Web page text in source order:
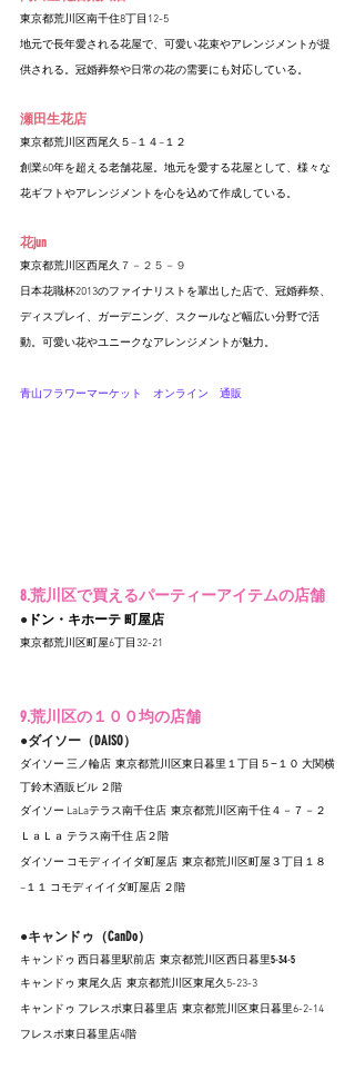
東京都荒川区南千住8丁目12-5
地元で長年愛される花屋で、可愛い花束やアレンジメントが提
供される。冠婚葬祭や日常の花の需要にも対応している。
瀬田生花店
東京都荒川区西尾久５−１４−１２
創業60年を超える老舗花屋。地元を愛する花屋として、様々な
花ギフトやアレンジメントを心を込めて作成している。
花jun
東京都荒川区西尾久７－２５－９
日本花職杯2013のファイナリストを輩出した店で、冠婚葬祭、
ディスプレイ、ガーデニング、スクールなど幅広い分野で活
動。可愛い花やユニークなアレンジメントが魅力。
青山フラワーマーケット　オンライン 通販
8.荒川区で買えるパーティーアイテムの店舗
● ドン・キホーテ 町屋店
東京都荒川区町屋6丁目32-21
9.荒川区の１００均の店舗
●ダイソー（DAISO）
ダイソー 三ノ輪店  東京都荒川区東日暮里１丁目５−１０ 大関横
丁鈴木酒販ビル ２階
ダイソー LaLaテラス南千住店  東京都荒川区南千住４－７－２
ＬａＬａ テラス南千住 店２階
ダイソー コモディイイダ町屋店  東京都荒川区町屋３丁目１８
−１１ コモディイイダ町屋店 ２階
●キャンドゥ（CanDo）
キャンドゥ 西日暮里駅前店  東京都荒川区西日暮里5-34-5
キャンドゥ 東尾久店  東京都荒川区東尾久5-23-3
キャンドゥ フレスポ東日暮里店  東京都荒川区東日暮里6-2-14
フレスポ東日暮里店4階